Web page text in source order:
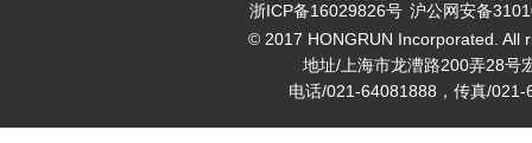
浙ICP备16029826号 沪公网安备
© 2017 HONGRUN Incorporated. All
地址/上海市龙漕路200弄28号
电话/021-64081888，传真/021-